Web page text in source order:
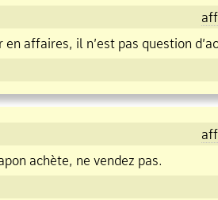
en affaires, il n’est pas question
achète, ne vendez pas.